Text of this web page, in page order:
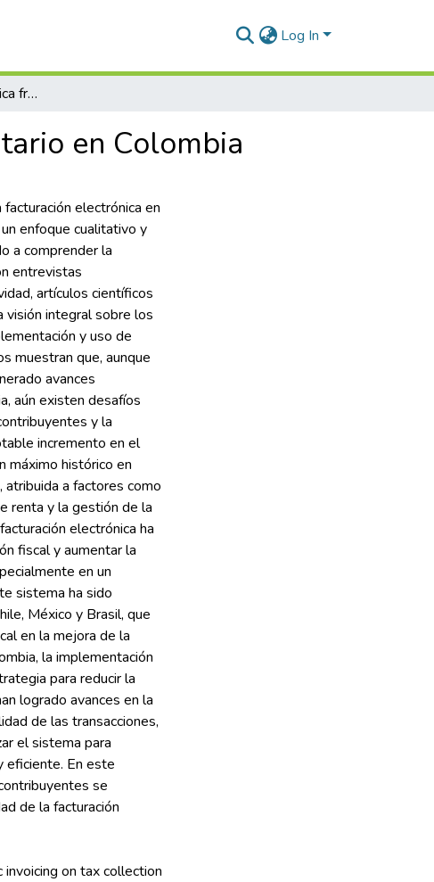
Log In
La facturación electrónica frente al recaudo tributario en Colombia
en Colombia
electrónica en
enfoque cualitativo y
a comprender la
entrevistas
artículos científicos
visión integral sobre los
y uso de
muestran que, aunque
avances
aún existen desafíos
y la
incremento en el
máximo histórico en
a factores como
renta y la gestión de la
electrónica ha
fiscal y aumentar la
en un
sistema ha sido
México y Brasil, que
en la mejora de la
la implementación
para reducir la
logrado avances en la
de las transacciones,
el sistema para
eficiente. En este
se
de la facturación
on tax collection